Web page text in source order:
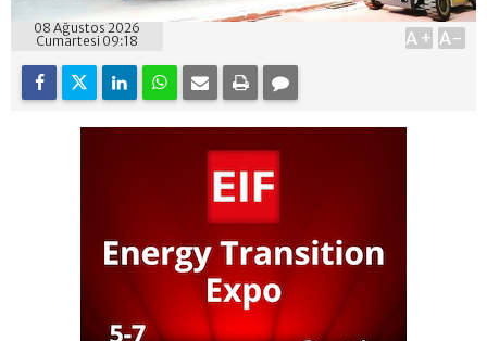
08 Ağustos 2026
Cumartesi 09:18
A+ A-